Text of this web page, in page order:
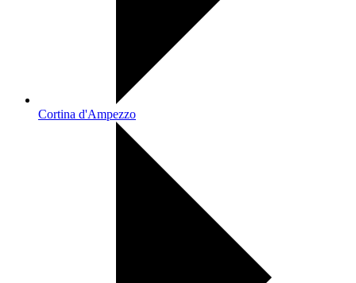
Cortina d'Ampezzo